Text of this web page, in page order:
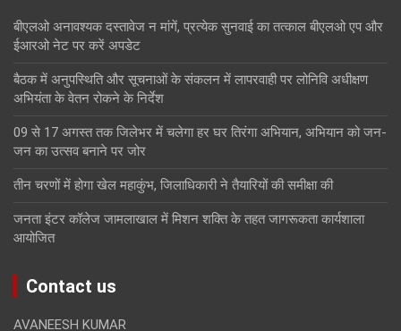
बीएलओ अनावश्यक दस्तावेज न मांगें, प्रत्येक सुनवाई का तत्काल बीएलओ एप और
ईआरओ नेट पर करें अपडेट
बैठक में अनुपस्थिति और सूचनाओं के संकलन में लापरवाही पर लोनिवि अधीक्षण
अभियंता के वेतन रोकने के निर्देश
09 से 17 अगस्त तक जिलेभर में चलेगा हर घर तिरंगा अभियान, अभियान को जन-
जन का उत्सव बनाने पर जोर
तीन चरणों में होगा खेल महाकुंभ, जिलाधिकारी ने तैयारियों की समीक्षा की
जनता इंटर कॉलेज जामलाखाल में मिशन शक्ति के तहत जागरूकता कार्यशाला
आयोजित
Contact us
AVANEESH KUMAR